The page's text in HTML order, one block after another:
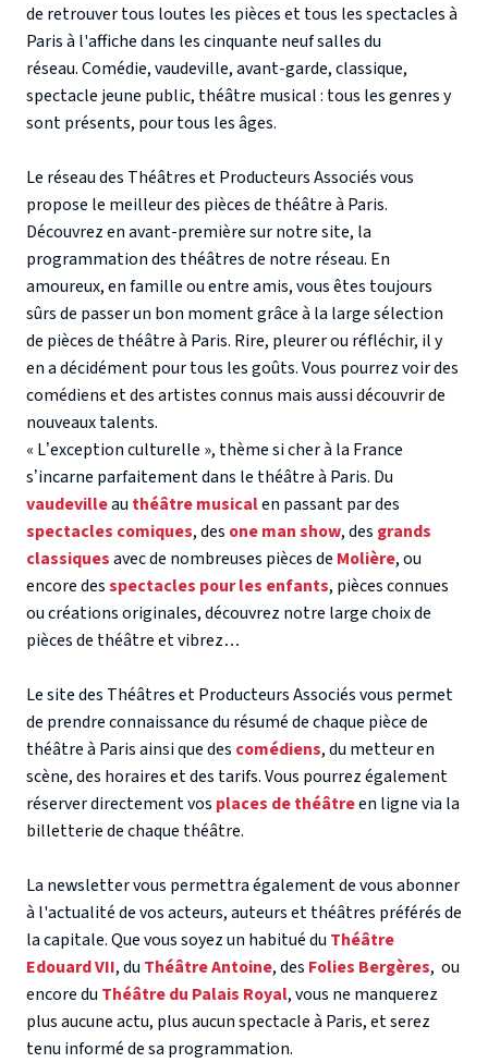
de retrouvertous loutes les pièces et tous les spectacles à
Paris à l'affiche dans les cinquante neuf salles du
réseau.Comédie, vaudeville, avant-garde, classique,
spectacle jeune public, théâtre musical : tous les genres y
sont présents, pour tous les âges.
Le réseau des Théâtres et Producteurs Associés vous
propose le meilleur des pièces de théâtre à Paris.
Découvrez en avant-première sur notre site, la
programmation des théâtres de notre réseau. En
amoureux, en famille ou entre amis, vous êtes toujours
sûrs de passer un bon moment grâce à la large sélection
de pièces de théâtre à Paris. Rire, pleurer ou réfléchir, il y
en a décidément pour tous les goûts. Vous pourrez voir des
comédiens et des artistes connus mais aussi découvrir de
nouveaux talents.
« L’exception culturelle », thème si cher à la France
s’incarne parfaitement dans le théâtre à Paris. Du
vaudevilleau théâtre musicalen passant par des
spectacles comiques, des one man show, des grands
classiquesavec de nombreuses pièces de Molière, ou
encore desspectacles pour les enfants, pièces connues
ou créations originales, découvrez notre large choixde
pièces de théâtreet vibrez…
Le site des Théâtres et Producteurs Associés vous permet
de prendre connaissance du résumé de chaque pièce de
théâtre à Parisainsi que des comédiens, du metteur en
scène, des horaires et des tarifs. Vous pourrez également
réserver directement vos places de théâtreen ligne via la
billetterie de chaque théâtre.
La newsletter vous permettra également de vous abonner
à l'actualité de vos acteurs, auteurs et théâtres préférés de
la capitale. Que vous soyez un habitué du Théâtre
Edouard VII, du Théâtre Antoine, des Folies Bergères, ou
encore du Théâtre du Palais Royal, vous ne manquerez
plus aucune actu, plus aucun spectacle à Paris, et serez
tenu informé de sa programmation.